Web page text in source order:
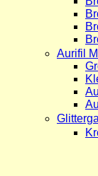
Aurifil